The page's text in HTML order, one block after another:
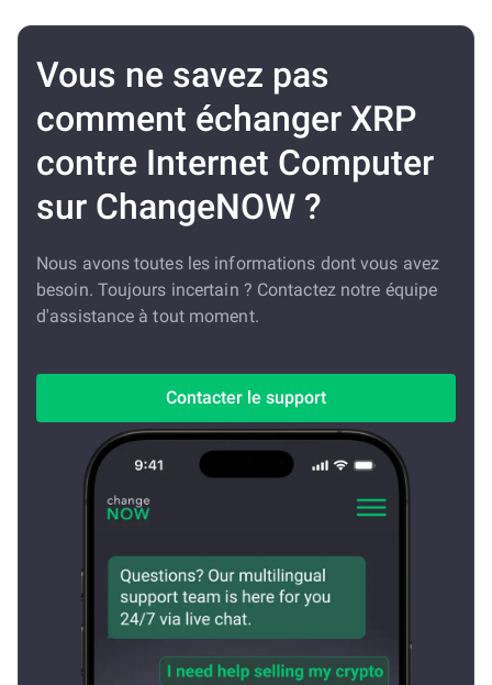
Vous ne savez pas
comment échanger XRP
contre Internet Computer
sur ChangeNOW ?
Nous avons toutes les informations dont vous avez
besoin. Toujours incertain ? Contactez notre équipe
d'assistance à tout moment.
Contacter le support